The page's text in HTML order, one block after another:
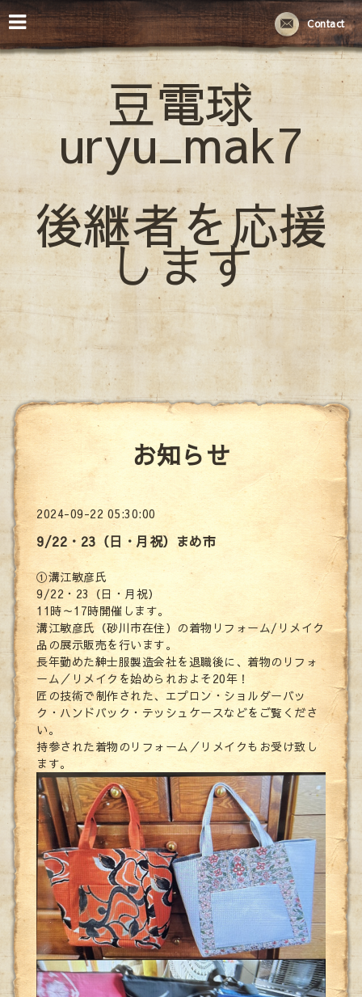
Contact
豆電球
uryu_mak7
後継者を応援
します
お知らせ
2024-09-22 05:30:00
9/22・23（日・月祝）まめ市
①溝江敏彦氏
9/22・23（日・月祝）
11時～17時開催します。
溝江敏彦氏（砂川市在住）の着物リフォーム/リメイク
品の展示販売を行います。
長年勤めた紳士服製造会社を退職後に、着物のリフォ
ーム／リメイクを始められおよそ20年！
匠の技術で制作された、エプロン・ショルダーバッ
ク・ハンドバック・テッシュケースなどをご覧くださ
い。
持参された着物のリフォーム／リメイクもお受け致し
ます。